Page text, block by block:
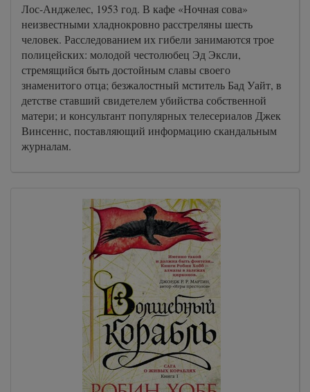
Лос-Анджелес, 1953 год. В кафе «Ночная сова»
неизвестными хладнокровно расстреляны шесть
человек. Расследованием их гибели занимаются трое
полицейских: молодой честолюбец Эд Эксли,
стремящийся быть достойным славы своего
знаменитого отца; безжалостный мститель Бад Уайт, в
детстве ставший свидетелем убийства собственной
матери; и консультант популярных телесериалов Джек
Винсеннс, поставляющий информацию скандальным
журналам.